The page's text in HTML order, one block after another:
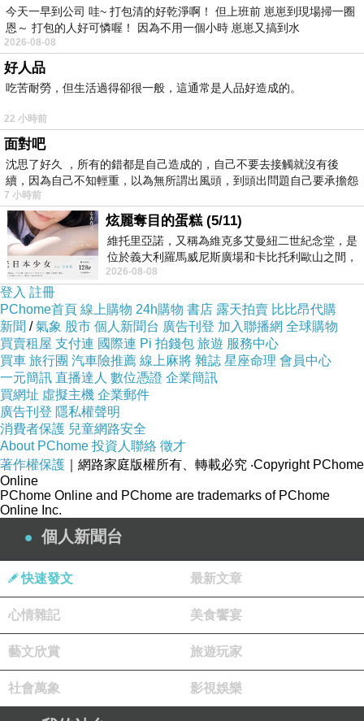
今天一早到公司 哇~ 打包清的好乾淨啊！ 但上班前 崽崽到現場掃一圈
恩～ 打包的人好可憐喔！ 因為不用一個小時 崽崽又搞到水
2026-08-08
好人品
吃苦耐勞，但生活過得卻很一般，這通常是人品好造成的。
22 小時前
面對吧
沈思了好久 ，所有的錯都是自己造成的，自己不要去接觸就沒有後
續，因為自己不知輕重，以為無所謂出風頭，到頭出問題自己要承擔怨
不
7 小時前
炫麗奪目的蛋糕 (5/11)
維托里亞諾，又稱為維克多艾曼紐二世紀念堂，是
位於義大利羅馬威尼斯廣場和卡比托利歐山之間，
用以紀念統一義大利統一後的的第一位國
2026-08-08
登入 註冊
PChome首頁 線上購物 24h購物 書店 露天拍賣 比比昂代購
新聞 /氣象 股市 個人新聞台 廣告刊登 加入聯播網 全球購物
買賣租屋 支付連 國際連 Pi 拍錢包 旅遊 服務中心
買車 旅行團 汽車險推薦 線上麻將 雜誌 星座命理 會員中心
一元簡訊 直播達人 數位憑證 企業簡訊
買網址 虛擬主機 企業郵件
廣告刊登 隱私權聲明
消費者保護 兒童網路安全
About PChome 投資人聯絡 徵才
著作權保護 ｜網路家庭版權所有、轉載必究 ‧Copyright PChome
Online
PChome Online and PChome are trademarks of PChome
Online Inc.
個人新聞台
快速發文 最新文章
心情雜記 美食饗宴
藝文欣賞 旅遊玩家
社會萬象 影視娛樂